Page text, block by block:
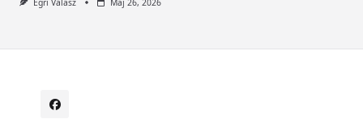
Egri Válasz Máj 26, 2026